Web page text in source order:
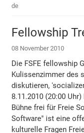
de
Fellowship
08 November 2010
Die FSFE fellowship
Kulissenzimmer des
diskutieren,
8.11.2010 (20:00
Bühne frei für Freie
Software" ist eine
kulturelle Fragen